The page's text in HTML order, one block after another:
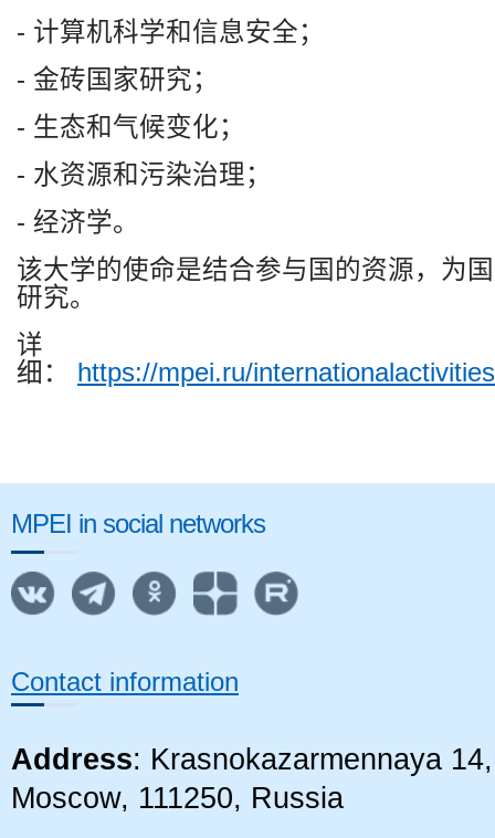
- 计算机科学和信息安全；
- 金砖国家研究；
- 生态和气候变化；
- 水资源和污染治理；
- 经济学。
该大学的使命是结合参与国的资源，为
研究。
详
细：
https://mpei.ru/
MPEI in social networks
Contact information
Address: Krasnokazarmennaya
Moscow, 111250, Russia